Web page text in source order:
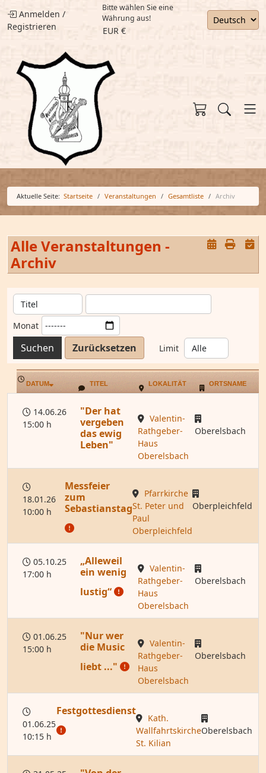
Anmelden /
Registrieren
Bitte wählen Sie eine
Währung aus!
EUR €
Aktuelle Seite: Startseite Veranstaltungen Gesamtliste Archiv
Alle Veranstaltungen -
Archiv
Monat
Suchen Zurücksetzen Limit
DATUM TITEL LOKALITÄT ORTSNAME
14.06.26
15:00 h
"Der hat
vergeben
das ewig
Leben"
Valentin-
Rathgeber-
Haus
Oberelsbach
Oberelsbach
18.01.26
10:00 h
Messfeier
zum
Sebastianstag
Pfarrkirche
St. Peter und
Paul
Oberpleichfeld
Oberpleichfeld
05.10.25
17:00 h
„Alleweil
ein wenig
lustig“
Valentin-
Rathgeber-
Haus
Oberelsbach
Oberelsbach
01.06.25
15:00 h
"Nur wer
die Music
liebt ..."
Valentin-
Rathgeber-
Haus
Oberelsbach
Oberelsbach
01.06.25
10:15 h
Festgottesdienst
Kath.
Wallfahrtskirche
St. Kilian
Oberelsbach